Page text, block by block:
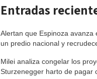
Entradas
Alertan que Espinoza avanza
un predio nacional y
Milei analiza congelar los
Sturzenegger harto de pagar